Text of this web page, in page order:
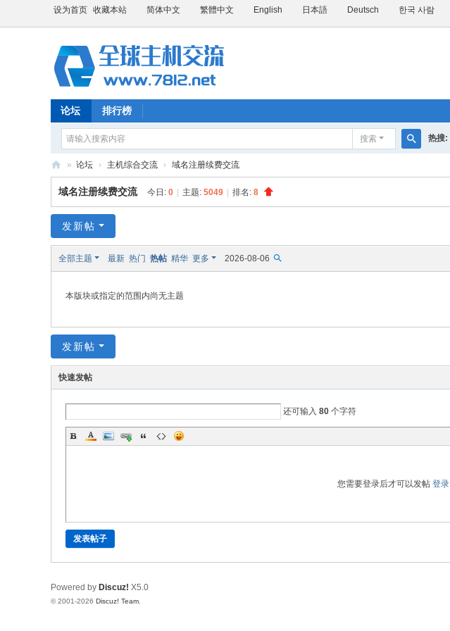
设为首页 收藏本站 简体中文 繁體中文 English 日本語 Deutsch 한국 사람
论坛 排行榜
搜索
索
热搜:
全
球
机
坛
» 论坛 › 主机综合交流 › 域名注册续费交流
域名注册续费交流 今日: 0 主题: 5049 排名: 8
发新帖
全部主题 最新 热门 热帖 精华 更多 2026-08-06
本版块或指定的范围内尚无主题
发新帖
快速发帖
还可输入 80 个字符
您需要登录后才可以发帖 登录
发表帖子
Powered by Discuz! X5.0
© 2001-2026 Discuz! Team